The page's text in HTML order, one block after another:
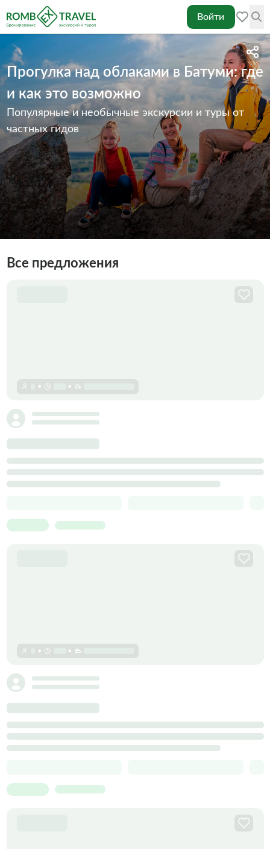
Войти
Прогулка над облаками в Батуми: где
и как это возможно
Популярные и необычные экскурсии и туры от
частных гидов
Все предложения